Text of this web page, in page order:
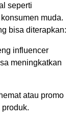
seperti
muda.
bisa diterapkan:
influencer
meningkatkan
atau promo